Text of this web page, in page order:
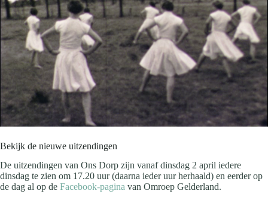
Bekijk de nieuwe uitzendingen
De uitzendingen van Ons Dorp zijn vanaf dinsdag 2 april iedere
dinsdag te zien om 17.20 uur (daarna ieder uur herhaald) en eerder op
de dag al op de Facebook-pagina van Omroep Gelderland.